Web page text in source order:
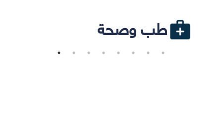
طب وصحة